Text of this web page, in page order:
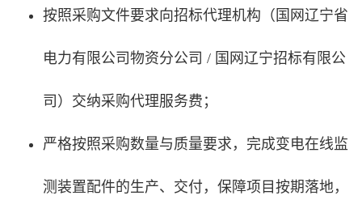
按照采购文件要求向招标代理机构（国网辽宁省
电力有限公司物资分公司 / 国网辽宁招标有限公
司）交纳采购代理服务费；
严格按照采购数量与质量要求，完成变电在线监
测装置配件的生产、交付，保障项目按期落地，